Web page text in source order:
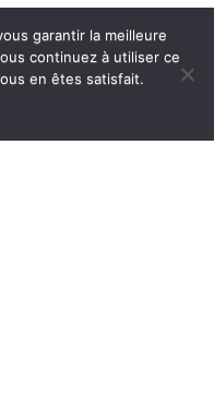
garantir la meilleure
continuez à utiliser ce
en êtes satisfait.